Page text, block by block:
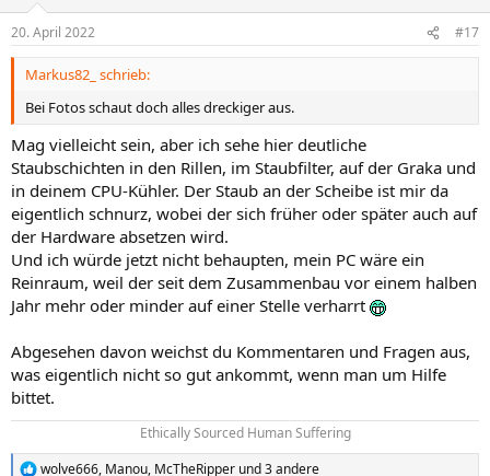
20. April 2022 #17
Markus82_ schrieb:
Bei Fotos schaut doch alles dreckiger aus.
Mag vielleicht sein, aber ich sehe hier deutliche
Staubschichten in den Rillen, im Staubfilter, auf der Graka und
in deinem CPU-Kühler. Der Staub an der Scheibe ist mir da
eigentlich schnurz, wobei der sich früher oder später auch auf
der Hardware absetzen wird.
Und ich würde jetzt nicht behaupten, mein PC wäre ein
Reinraum, weil der seit dem Zusammenbau vor einem halben
Jahr mehr oder minder auf einer Stelle verharrt
Abgesehen davon weichst du Kommentaren und Fragen aus,
was eigentlich nicht so gut ankommt, wenn man um Hilfe
bittet.
Ethically Sourced Human Suffering​
wolve666, Manou, McTheRipper und 3 andere